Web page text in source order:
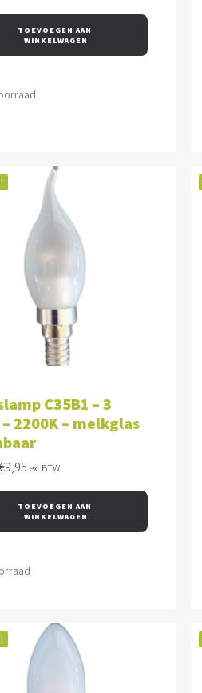
TOEVOEGEN AAN
WINKELWAGEN
C35B1 – 3
2200K – melkglas
Oorspronkelijke
€14,46.
€9,95Huidige
€9,95.
ex. BTW
TOEVOEGEN AAN
WINKELWAGEN